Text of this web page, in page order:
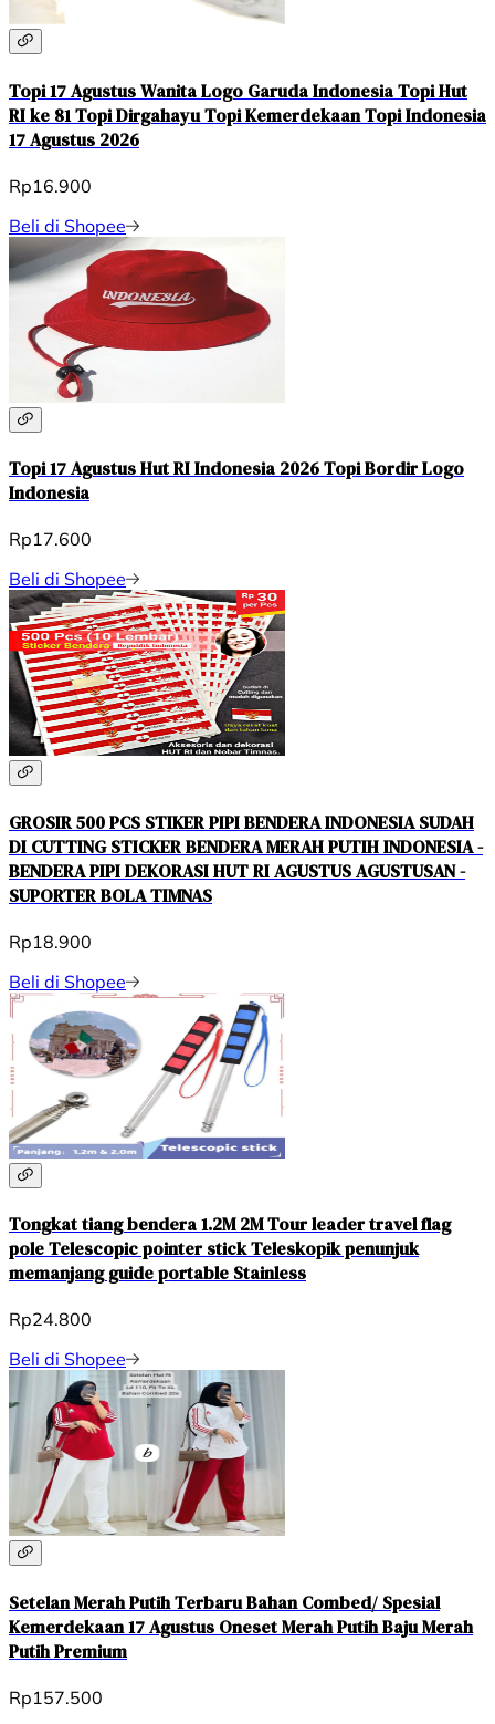
Topi 17 Agustus Wanita Logo Garuda Indonesia Topi Hut
RI ke 81 Topi Dirgahayu Topi Kemerdekaan Topi Indonesia
17 Agustus 2026
Rp16.900
Beli di Shopee
Topi 17 Agustus Hut RI Indonesia 2026 Topi Bordir Logo
Indonesia
Rp17.600
Beli di Shopee
GROSIR 500 PCS STIKER PIPI BENDERA INDONESIA SUDAH
DI CUTTING STICKER BENDERA MERAH PUTIH INDONESIA -
BENDERA PIPI DEKORASI HUT RI AGUSTUS AGUSTUSAN -
SUPORTER BOLA TIMNAS
Rp18.900
Beli di Shopee
Tongkat tiang bendera 1.2M 2M Tour leader travel flag
pole Telescopic pointer stick Teleskopik penunjuk
memanjang guide portable Stainless
Rp24.800
Beli di Shopee
Setelan Merah Putih Terbaru Bahan Combed/ Spesial
Kemerdekaan 17 Agustus Oneset Merah Putih Baju Merah
Putih Premium
Rp157.500